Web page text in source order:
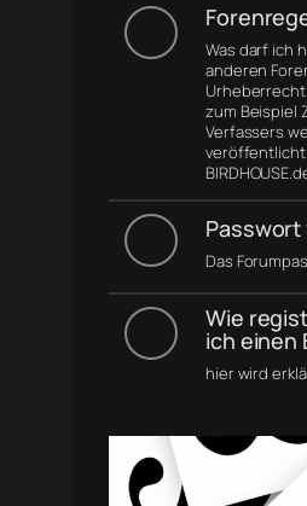
Was darf ich
anderen
zum Beispiel
Verfassers
veröffentlicht
Das
Wie
ich einen
hier wird